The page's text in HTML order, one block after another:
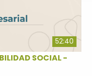
52:40
SOCIAL -